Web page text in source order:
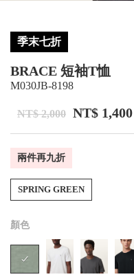
季末七折
BRACE 短袖T恤
M030JB-8198
NT$ 2,000 NT$ 1,400
兩件再九折
SPRING GREEN
顏色